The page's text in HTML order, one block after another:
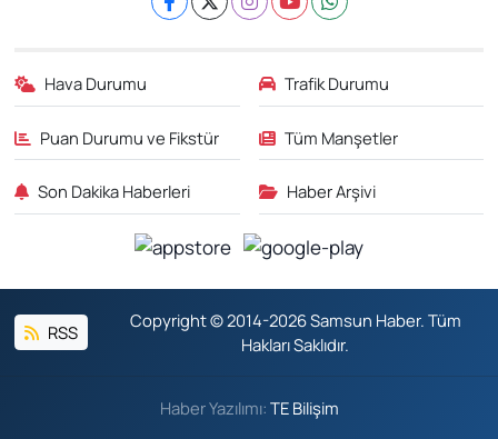
Hava Durumu Trafik Durumu
Puan Durumu ve Fikstür Tüm Manşetler
Son Dakika Haberleri Haber Arşivi
RSS
Copyright © 2014-2026 Samsun Haber. Tüm
Hakları Saklıdır.
Haber Yazılımı: TE Bilişim